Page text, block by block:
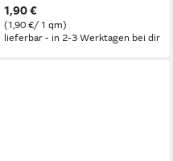
1,90 €
(1,90 €/ 1 qm)
lieferbar - in 2-3 Werktagen bei dir